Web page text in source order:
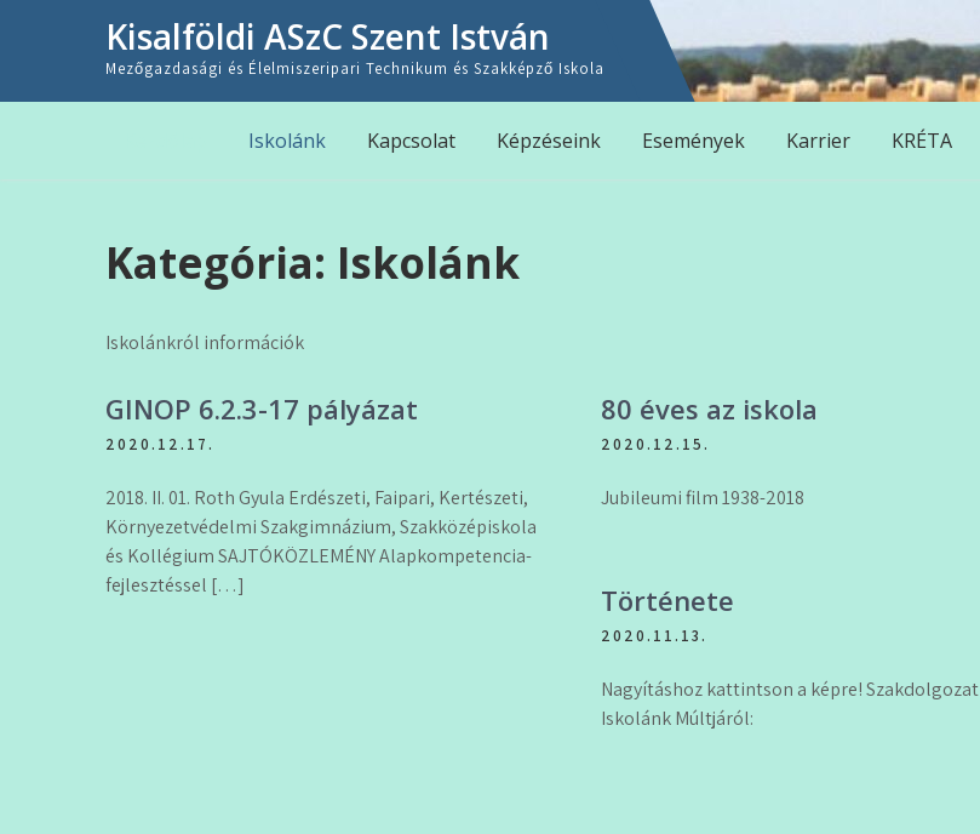
Kisalföldi ASzC Szent István
Mezőgazdasági és Élelmiszeripari Technikum és Szakképző Iskola
Iskolánk Kapcsolat Képzéseink Események Karrier KRÉTA
Kategória: Iskolánk
Iskolánkról információk
GINOP 6.2.3-17 pályázat
2020.12.17.
2018. II. 01. Roth Gyula Erdészeti, Faipari, Kertészeti,
Környezetvédelmi Szakgimnázium, Szakközépiskola
és Kollégium SAJTÓKÖZLEMÉNY Alapkompetencia-
fejlesztéssel […]
80 éves az iskola
2020.12.15.
Jubileumi film 1938-2018
Története
2020.11.13.
Nagyításhoz kattintson a képre! Szakdolgozat
Iskolánk Múltjáról: